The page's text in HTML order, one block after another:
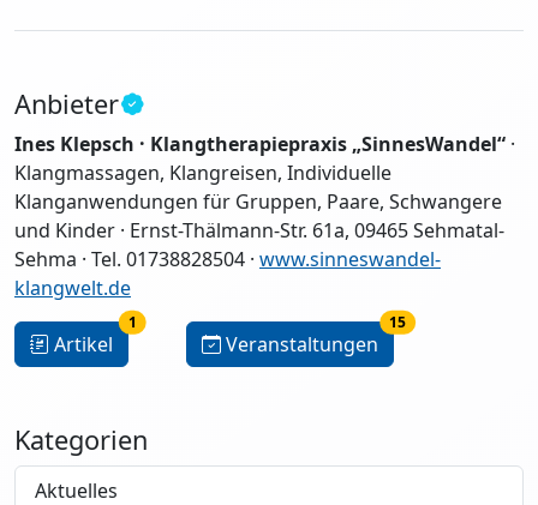
Anbieter
Ines Klepsch · Klangtherapiepraxis „SinnesWandel“ ·
Klangmassagen, Klangreisen, Individuelle
Klanganwendungen für Gruppen, Paare, Schwangere
und Kinder · Ernst-Thälmann-Str. 61a, 09465 Sehmatal-
Sehma · Tel. 01738828504 · www.sinneswandel-
klangwelt.de
Artikel
1
Veranstaltungen
15
Kategorien
Aktuelles